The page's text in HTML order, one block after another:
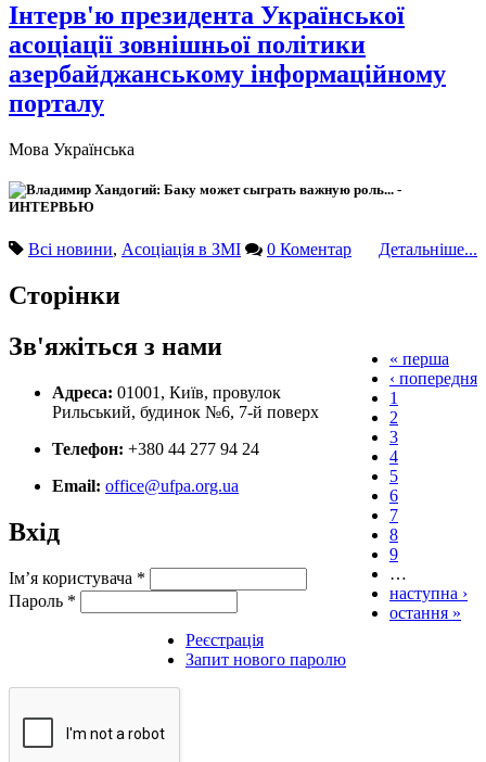
Інтерв'ю президента Української
асоціації зовнішньої політики
азербайджанському інформаційному
порталу
Мова Українська
Всі новини, Асоціація в ЗМІ 0 Коментар Детальніше...
Сторінки
« перша
‹ попередня
1
2
3
4
5
6
7
8
9
…
наступна ›
остання »
Зв'яжіться з нами
Адреса: 01001, Київ, провулок
Рильський, будинок №6, 7-й поверх
Телефон: +380 44 277 94 24
Email: office@ufpa.org.ua
Вхід
Ім’я користувача *
Пароль *
Реєстрація
Запит нового паролю